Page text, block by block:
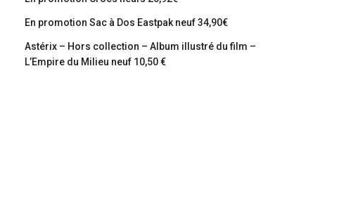
En promotion Sac à Dos Eastpak neuf 34,90€
Astérix – Hors collection – Album illustré du film –
L’Empire du Milieu neuf 10,50 €